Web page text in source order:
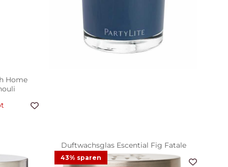
Home
Duftwachsglas Escential Fig Fatale
12,48 €
24,95 € Angebot
43% sparen